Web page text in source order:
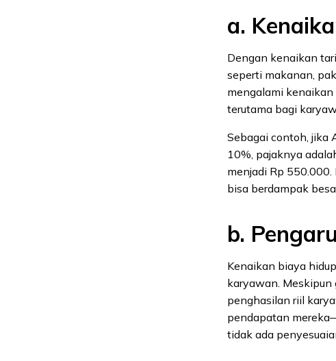
a.
Dengan kenaikan
seperti makanan,
mengalami kenaikan
terutama bagi
Sebagai contoh, jika
10%, pajaknya
menjadi Rp
bisa berdampak
b.
Kenaikan biaya
karyawan. Meskipun
penghasilan riil
pendapatan
tidak ada